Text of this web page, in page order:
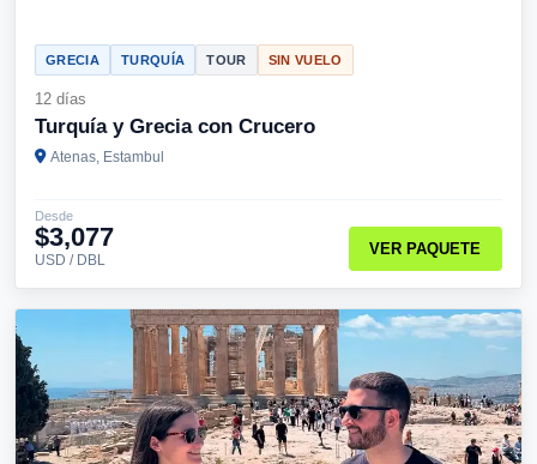
GRECIA TURQUÍA TOUR SIN VUELO
12 días
Turquía y Grecia con Crucero
Atenas, Estambul
Desde
$3,077
USD / DBL
VER PAQUETE